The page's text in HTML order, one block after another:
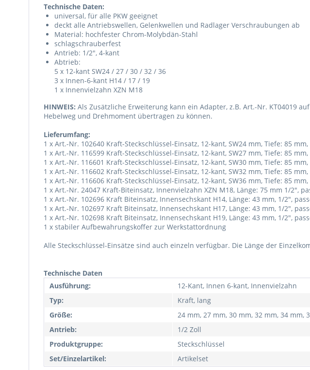
Technische Daten:
universal, für alle PKW geeignet
deckt alle Antriebswellen, Gelenkwellen und Radlager Verschraubungen ab
Material: hochfester Chrom-Molybdän-Stahl
schlagschrauberfest
Antrieb: 1/2", 4-kant
Abtrieb:
5 x 12-kant SW24 / 27 / 30 / 32 / 36
3 x Innen-6-kant H14 / 17 / 19
1 x Innenvielzahn XZN M18
HINWEIS: Als Zusätzliche Erweiterung kann ein Adapter, z.B. Art.-Nr. KT04019
Hebelweg und Drehmoment übertragen zu können.
Lieferumfang:
1 x Art.-Nr. 102640 Kraft-Steckschlüssel-Einsatz, 12-kant, SW24 mm, Tiefe: 85
1 x Art.-Nr. 116599 Kraft-Steckschlüssel-Einsatz, 12-kant, SW27 mm, Tiefe: 85
1 x Art.-Nr. 116601 Kraft-Steckschlüssel-Einsatz, 12-kant, SW30 mm, Tiefe: 85
1 x Art.-Nr. 116602 Kraft-Steckschlüssel-Einsatz, 12-kant, SW32 mm, Tiefe: 85
1 x Art.-Nr. 116606 Kraft-Steckschlüssel-Einsatz, 12-kant, SW36 mm, Tiefe: 85
1 x Art.-Nr. 24047 Kraft-Biteinsatz, Innenvielzahn XZN M18, Länge: 75 mm 1/2",
1 x Art.-Nr. 102696 Kraft Biteinsatz, Innensechskant H14, Länge: 43 mm, 1/2",
1 x Art.-Nr. 102697 Kraft Biteinsatz, Innensechskant H17, Länge: 43 mm, 1/2",
1 x Art.-Nr. 102698 Kraft Biteinsatz, Innensechskant H19, Länge: 43 mm, 1/2",
1 x stabiler Aufbewahrungskoffer zur Werkstattordnung
Alle Steckschlüssel-Einsätze sind auch einzeln verfügbar. Die Länge der
Technische Daten
Ausführung:
12-Kant, Innen 6-kant, Innenvielzahn
Typ:
Kraft, lang
Größe:
24 mm, 27 mm, 30 mm, 32 mm, 34 mm,
Antrieb:
1/2 Zoll
Produktgruppe:
Steckschlüssel
Set/Einzelartikel:
Artikelset